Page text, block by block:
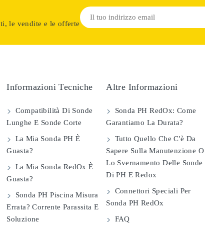
le vendite e le offerte
Informazioni Tecniche
Compatibilità Di Sonde
Lunghe E Sonde Corte
La Mia Sonda PH È
Guasta?
La Mia Sonda RedOx È
Guasta?
Sonda PH Piscina Misura
Errata? Corrente Parassita E
Soluzione
Altre Informazioni
Sonda PH RedOx: Come
Garantiamo La Durata?
Tutto Quello Che C'è Da
Sapere Sulla Manutenzione O
Lo Svernamento Delle Sonde
Di PH E Redox
Connettori Speciali Per
Sonda PH RedOx
FAQ